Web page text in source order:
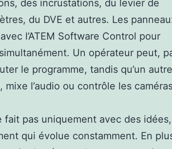
des incrustations, du levier de
du DVE et autres. Les
l’ATEM Software Control pour
Un opérateur peut,
le programme, tandis qu’un autre
l’audio ou contrôle les
fait pas uniquement avec des
qui évolue constamment. En